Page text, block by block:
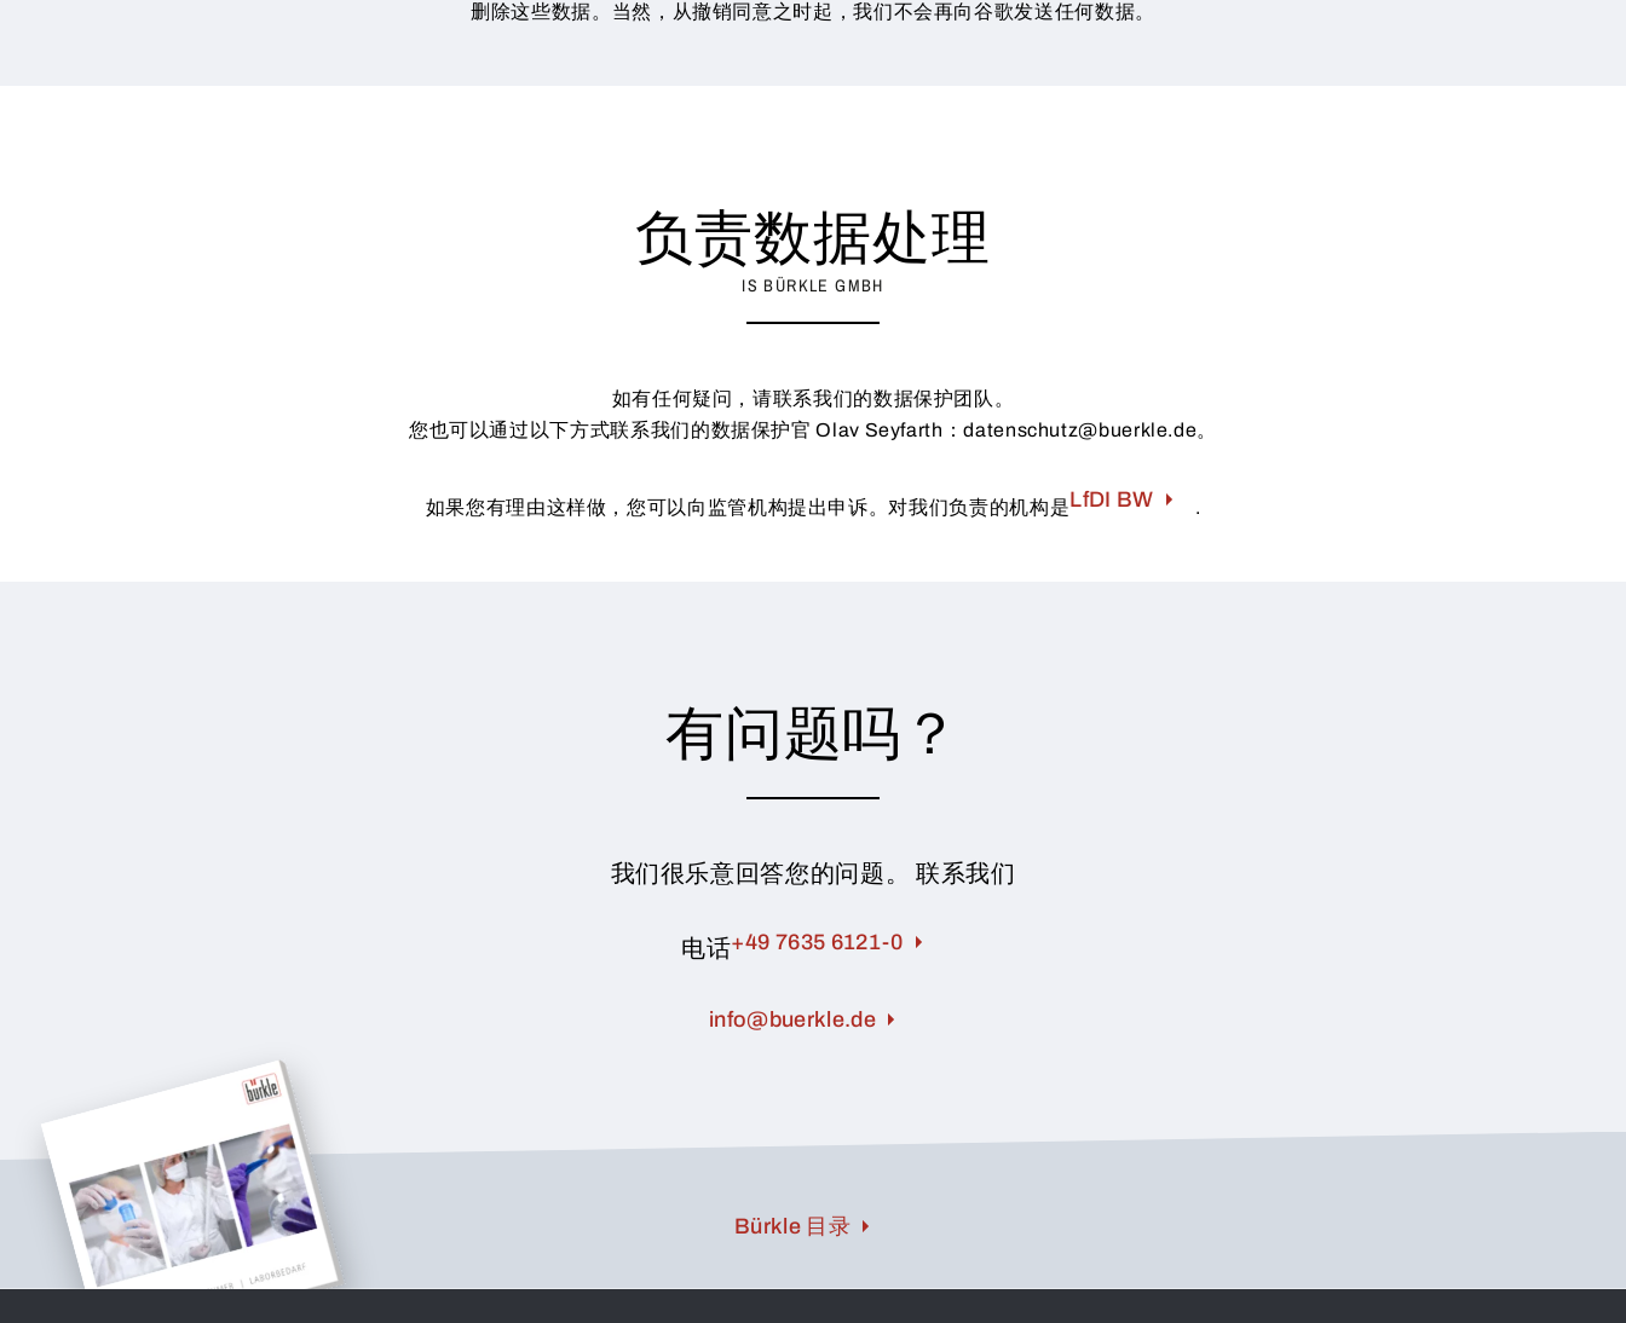
删除这些数据。当然，从撤销同意之时起，我们不会再向谷歌发送任何数据。
负责数据处理
IS BÜRKLE GMBH
如有任何疑问，请联系我们的数据保护团队。
您也可以通过以下方式联系我们的数据保护官 Olav Seyfarth：datenschutz@buerkle.de。
如果您有理由这样做，您可以向监管机构提出申诉。对我们负责的机构是LfDI BW .
有问题吗？
我们很乐意回答您的问题。 联系我们
电话+49 7635 6121-0
info@buerkle.de
Bürkle 目录